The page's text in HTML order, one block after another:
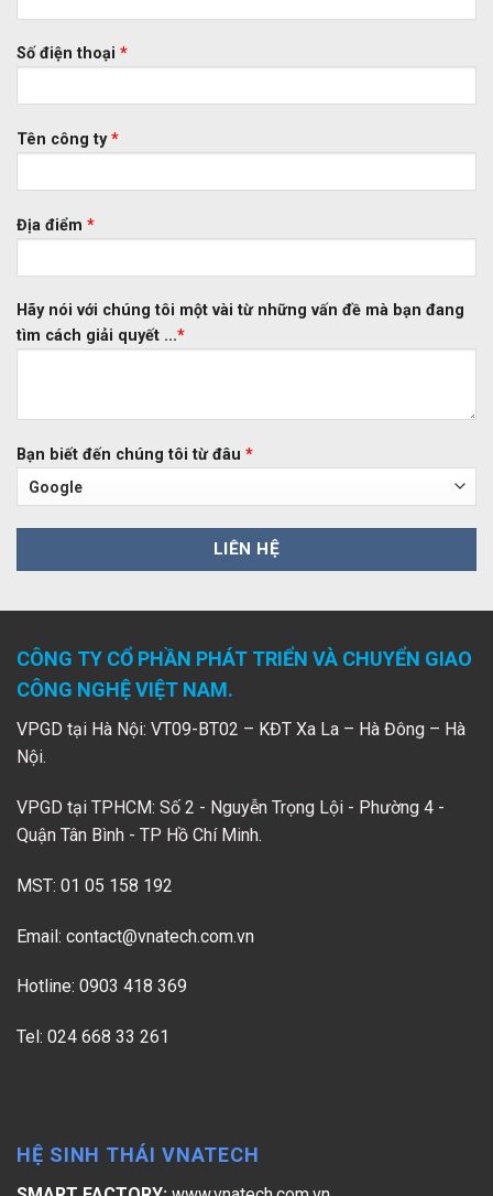
Số điện thoại *
Tên công ty*
Địa điểm *
Hãy nói với chúng tôi một vài từ những vấn đề mà bạn đang
tìm cách giải quyết ...*
Bạn biết đến chúng tôi từ đâu *
CÔNG TY CỔ PHẦN PHÁT TRIỂN VÀ CHUYỂN GIAO
CÔNG NGHỆ VIỆT NAM.
VPGD tại Hà Nội: VT09-BT02 – KĐT Xa La – Hà Đông – Hà
Nội.
VPGD tại TPHCM: Số 2 - Nguyễn Trọng Lội - Phường 4 -
Quận Tân Bình - TP Hồ Chí Minh.
MST: 01 05 158 192
Email: contact@vnatech.com.vn
Hotline: 0903 418 369
Tel: 024 668 33 261
HỆ SINH THÁI VNATECH